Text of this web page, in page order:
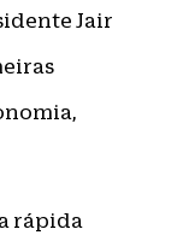
Jair
rápida